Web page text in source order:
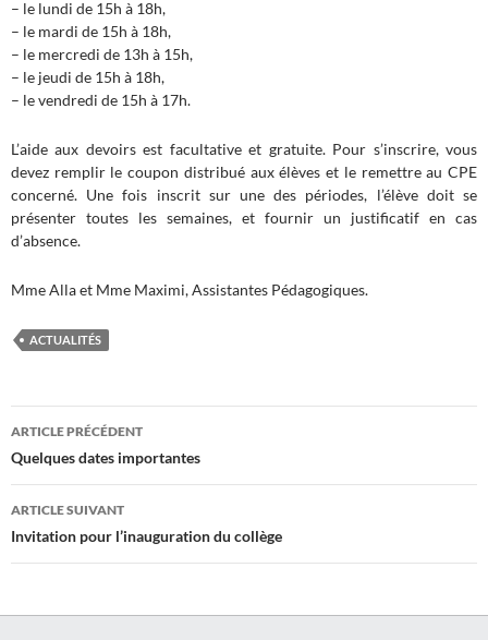
– le lundi de 15h à 18h,
– le mardi de 15h à 18h,
– le mercredi de 13h à 15h,
– le jeudi de 15h à 18h,
– le vendredi de 15h à 17h.
L’aide aux devoirs est facultative et gratuite. Pour s’inscrire, vous
devez remplir le coupon distribué aux élèves et le remettre au CPE
concerné. Une fois inscrit sur une des périodes, l’élève doit se
présenter toutes les semaines, et fournir un justificatif en cas
d’absence.
Mme Alla et Mme Maximi, Assistantes Pédagogiques.
ACTUALITÉS
Navigation
des
articles
ARTICLE PRÉCÉDENT
Quelques dates importantes
ARTICLE SUIVANT
Invitation pour l’inauguration du collège